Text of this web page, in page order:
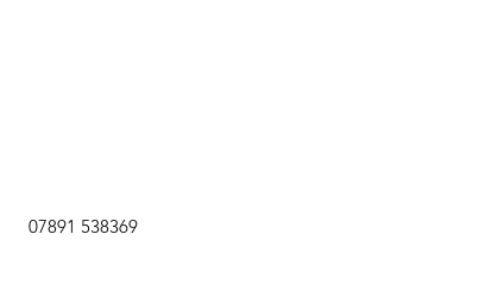
07891 538369